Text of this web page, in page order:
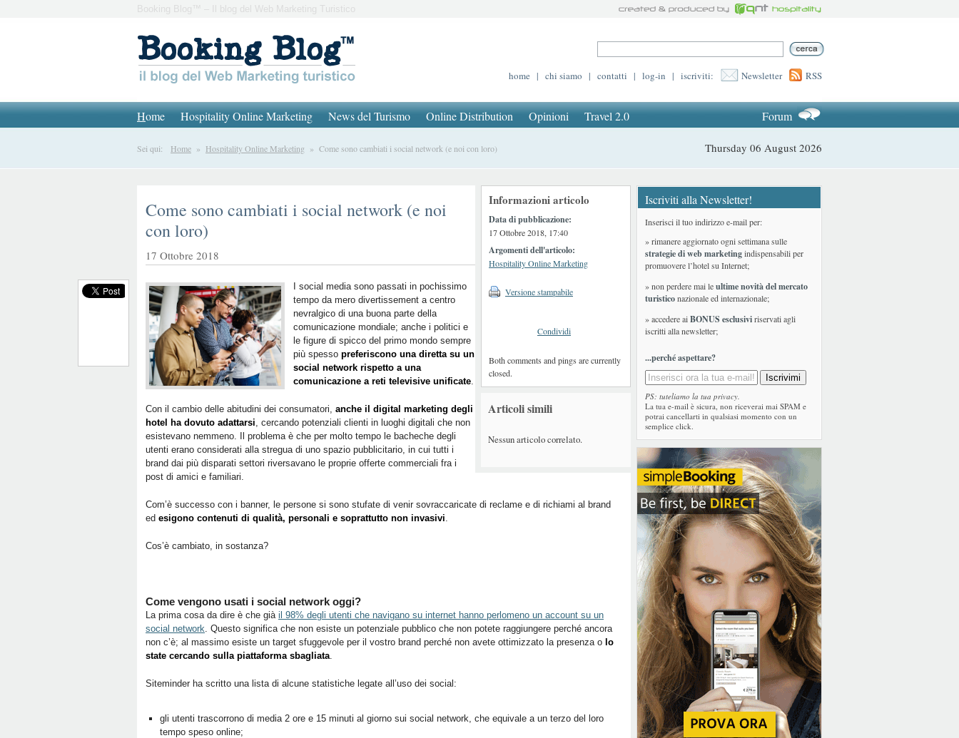
Booking Blog™ – Il blog del Web Marketing Turistico
home | chi siamo | contatti | log-in | iscriviti: Newsletter RSS
Home Hospitality Online Marketing News del Turismo Online Distribution Opinioni Travel 2.0 Forum
Sei qui: Home » Hospitality Online Marketing » Come sono cambiati i social network (e noi con loro) Thursday 06 August 2026
Informazioni articolo
Data di pubblicazione:
17 Ottobre 2018, 17:40
Argomenti dell'articolo:
Hospitality Online Marketing
Versione stampabile
Condividi
Both comments and pings are currently
closed.
Articoli simili
Nessun articolo correlato.
Come sono cambiati i social network (e noi
con loro)
17 Ottobre 2018
I social media sono passati in pochissimo
tempo da mero divertissement a centro
nevralgico di una buona parte della
comunicazione mondiale; anche i politici e
le figure di spicco del primo mondo sempre
più spesso preferiscono una diretta su un
social network rispetto a una
comunicazione a reti televisive unificate.
Con il cambio delle abitudini dei consumatori, anche il digital marketing degli
hotel ha dovuto adattarsi, cercando potenziali clienti in luoghi digitali che non
esistevano nemmeno. Il problema è che per molto tempo le bacheche degli
utenti erano considerati alla stregua di uno spazio pubblicitario, in cui tutti i
brand dai più disparati settori riversavano le proprie offerte commerciali fra i
post di amici e familiari.
Com’è successo con i banner, le persone si sono stufate di venir sovraccaricate di reclame e di richiami al brand
ed esigono contenuti di qualità, personali e soprattutto non invasivi.
Cos’è cambiato, in sostanza?
Come vengono usati i social network oggi?
La prima cosa da dire è che già il 98% degli utenti che navigano su internet hanno perlomeno un account su un
social network. Questo significa che non esiste un potenziale pubblico che non potete raggiungere perché ancora
non c’è; al massimo esiste un target sfuggevole per il vostro brand perché non avete ottimizzato la presenza o lo
state cercando sulla piattaforma sbagliata.
Siteminder ha scritto una lista di alcune statistiche legate all’uso dei social:
gli utenti trascorrono di media 2 ore e 15 minuti al giorno sui social network, che equivale a un terzo del loro
tempo speso online;
Iscriviti alla Newsletter!
Inserisci il tuo indirizzo e-mail per:
» rimanere aggiornato ogni settimana sulle
strategie di web marketingindispensabili per
promuovere l’hotel su Internet;
» non perdere mai leultime novità del mercato
turisticonazionale ed internazionale;
» accedere aiBONUS esclusiviriservati agli
iscritti alla newsletter;
...perché aspettare?
PS: tuteliamo la tua privacy.
La tua e-mail è sicura, non riceverai mai SPAM e
potrai cancellarti in qualsiasi momento con un
semplice click.